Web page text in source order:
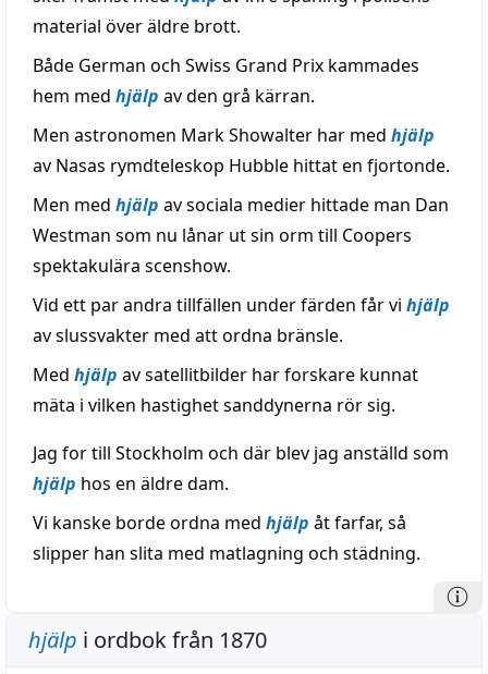
material över äldre brott.
Både German och Swiss Grand Prix kammades
hem med hjälp av den grå kärran.
Men astronomen Mark Showalter har med hjälp
av Nasas rymdteleskop Hubble hittat en fjortonde.
Men med hjälp av sociala medier hittade man Dan
Westman som nu lånar ut sin orm till Coopers
spektakulära scenshow.
Vid ett par andra tillfällen under färden får vi hjälp
av slussvakter med att ordna bränsle.
Med hjälp av satellitbilder har forskare kunnat
mäta i vilken hastighet sanddynerna rör sig.
Jag for till Stockholm och där blev jag anställd som
hjälp hos en äldre dam.
Vi kanske borde ordna med hjälp åt farfar, så
slipper han slita med matlagning och städning.
hjälp i ordbok från 1870